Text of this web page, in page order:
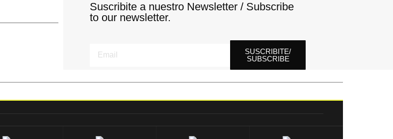
Suscribite a nuestro Newsletter / Subscribe
to our newsletter.
SUSCRIBITE/
SUBSCRIBE